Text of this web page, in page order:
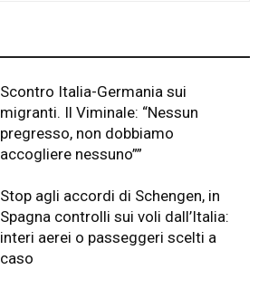
Scontro Italia-Germania sui
migranti. Il Viminale: “Nessun
pregresso, non dobbiamo
accogliere nessuno””
Stop agli accordi di Schengen, in
Spagna controlli sui voli dall’Italia:
interi aerei o passeggeri scelti a
caso